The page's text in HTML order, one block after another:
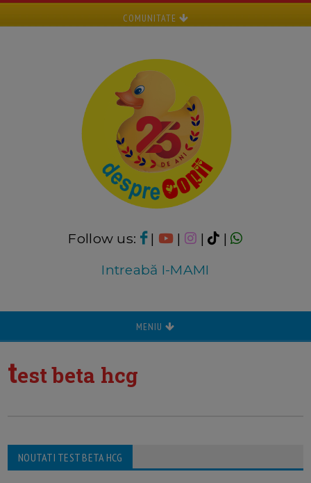
COMUNITATE
Follow us: | | |
|
Intreabă I-MAMI
MENIU
test beta hcg
NOUTATI TEST BETA HCG